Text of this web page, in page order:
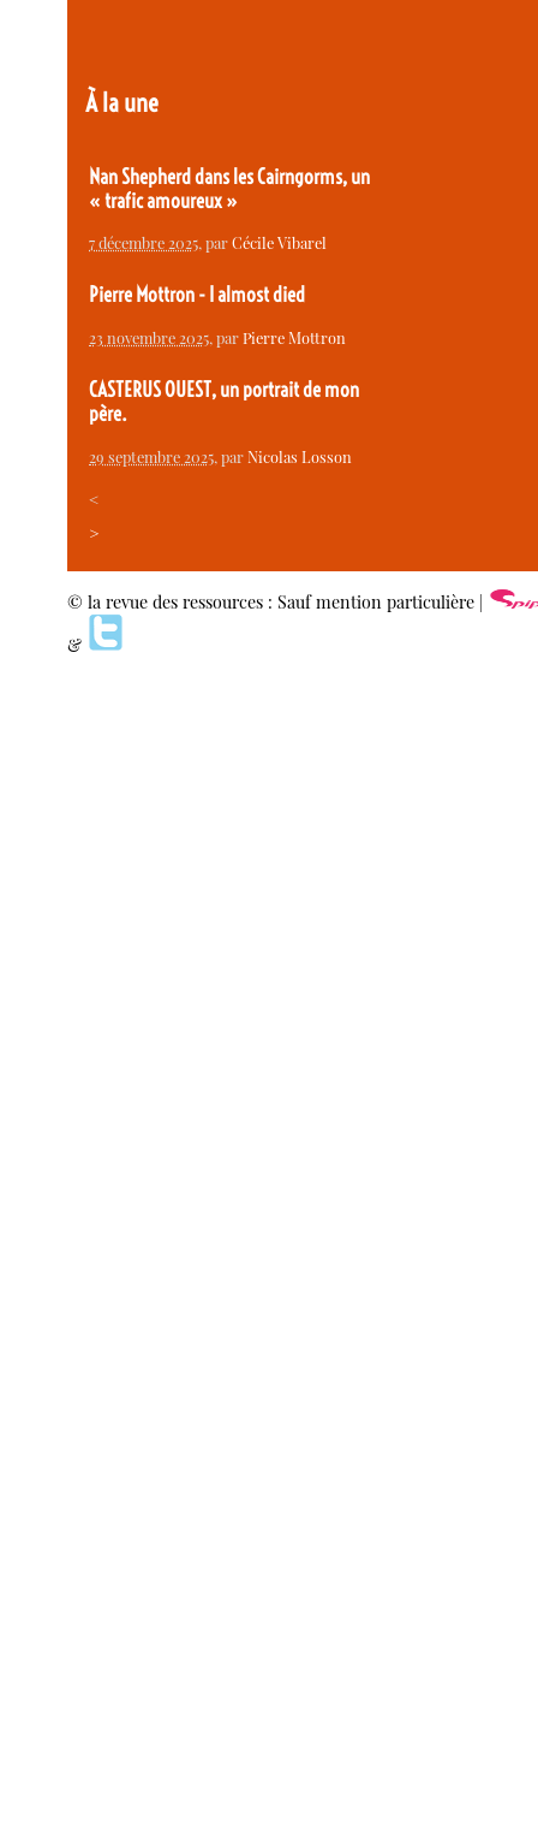
À la une
Nan Shepherd dans les Cairngorms, un
« trafic amoureux »
7 décembre 2025, parCécile Vibarel
Pierre Mottron - I almost died
23 novembre 2025, parPierre Mottron
CASTERUS OUEST, un portrait de mon
père.
29 septembre 2025, parNicolas Losson
<
>
© la revue des ressources : Sauf mention particulière |
&